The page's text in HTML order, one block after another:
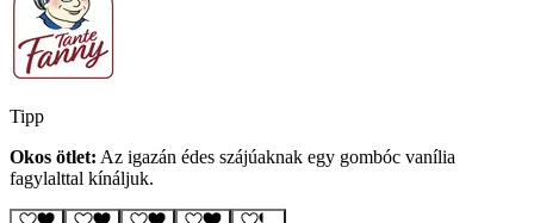
Tipp
Okos ötlet: Az igazán édes szájúaknak egy gombóc vanília
fagylalttal kínáljuk.